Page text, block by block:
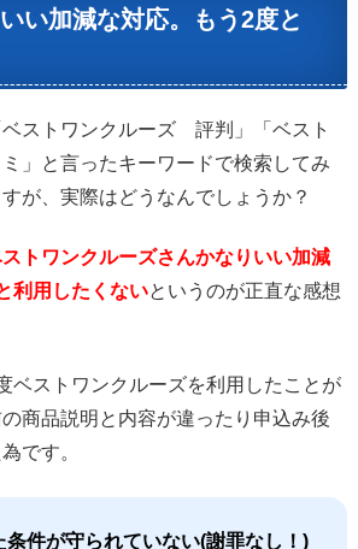
い加減な対応。もう2度と
ストワンクルーズ 評判」「ベスト
」と言ったキーワードで検索してみ
が、実際はどうなんでしょうか？
トワンクルーズさんかなりいい加減
利用したくないというのが正直な感想
ベストワンクルーズを利用したことが
商品説明と内容が違ったり申込み後
です。
条件が守られていない(謝罪なし！)